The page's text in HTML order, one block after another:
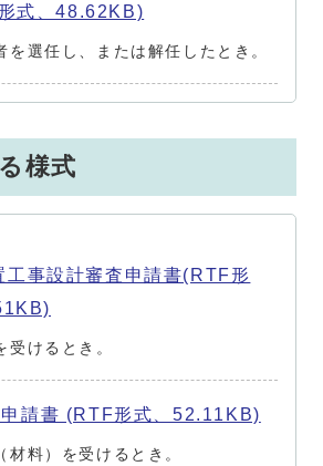
式、48.62KB)
を選任し、または解任したとき。
様式
工事設計審査申請書(RTF形
受けるとき。
請書 (RTF形式、52.11KB)
材料）を受けるとき。